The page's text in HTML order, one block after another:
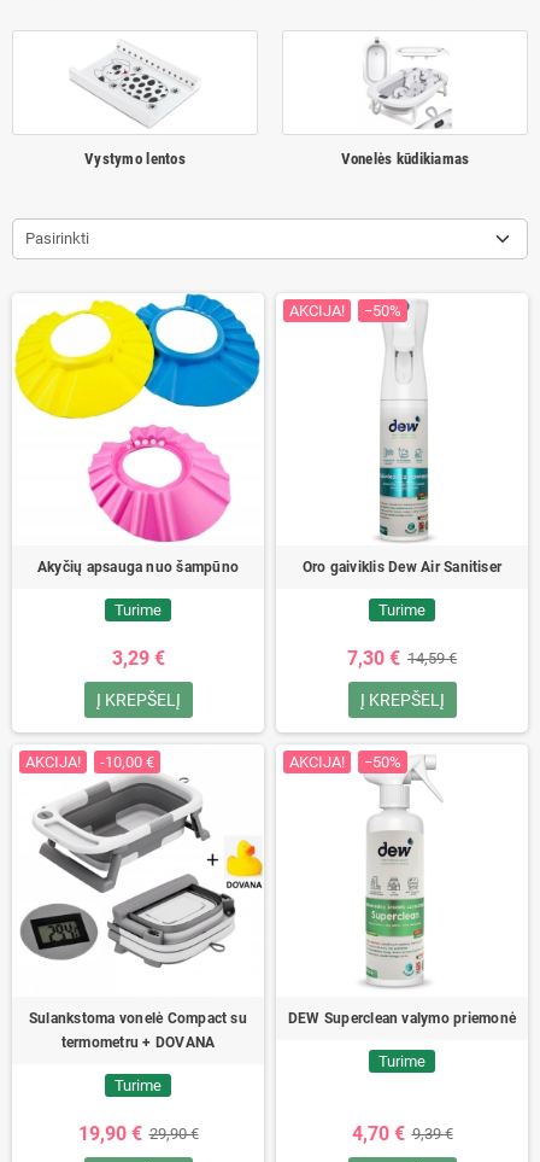
Vystymo lentos Vonelės kūdikiamas
Pasirinkti
Akyčių apsauga nuo šampūno
Turime
3,29 €
Į KREPŠELĮ
AKCIJA! −50%
Oro gaiviklis Dew Air Sanitiser
Turime
7,30 € 14,59 €
Į KREPŠELĮ
AKCIJA! -10,00 €
Sulankstoma vonelė Compact su
termometru + DOVANA
Turime
19,90 € 29,90 €
AKCIJA! −50%
DEW Superclean valymo priemonė
Turime
4,70 € 9,39 €